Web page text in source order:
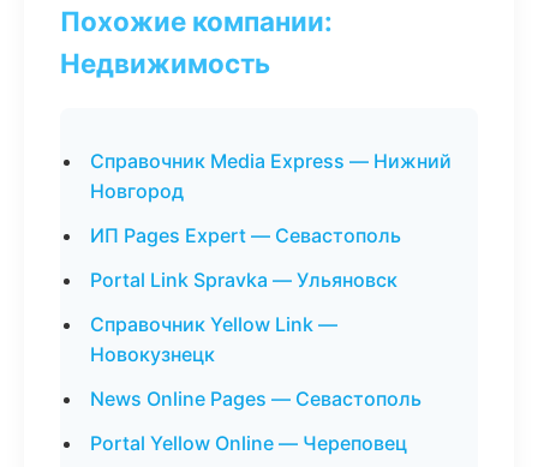
Похожие компании:
Недвижимость
Справочник Media Express — Нижний
Новгород
ИП Pages Expert — Севастополь
Portal Link Spravka — Ульяновск
Справочник Yellow Link —
Новокузнецк
News Online Pages — Севастополь
Portal Yellow Online — Череповец